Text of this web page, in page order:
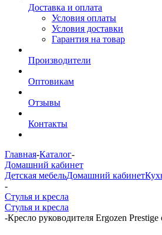
Доставка и оплата
Условия оплаты
Условия доставки
Гарантия на товар
Производители
Оптовикам
Отзывы
Контакты
Главная-Каталог-
Домашний кабинет
Детская мебельДомашний кабинет
-
Стулья и кресла
Стулья и кресла
-Кресло руководителя Ergozen